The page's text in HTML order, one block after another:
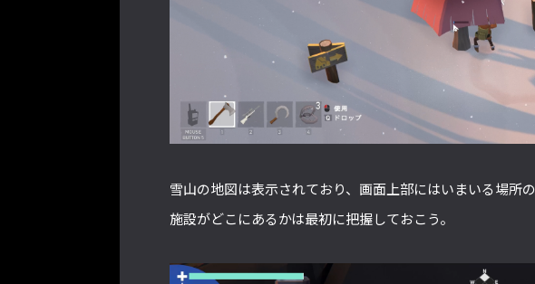
雪山の地図は表示されており、画面上部にはいまいる場所
施設がどこにあるかは最初に把握しておこう。